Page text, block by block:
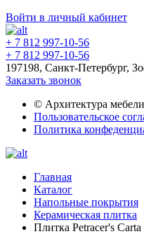
Войти в личный кабинет
+ 7 812 997-10-56
+ 7 812 997-10-56
197198, Санкт-Петербург,
Заказать звонок
© Архитектура
Пользовательское
Политика
Главная
Каталог
Напольные покрытия
Керамическая плитка
Плитка Petracer's Carta